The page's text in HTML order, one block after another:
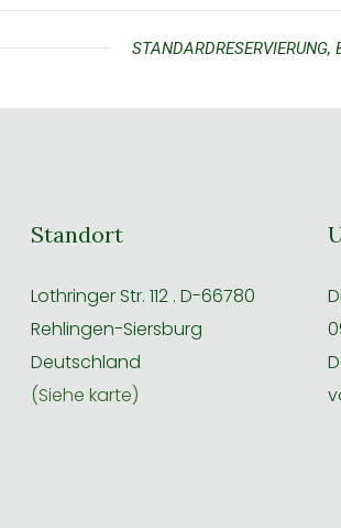
STANDARDRESERVIERUNG,
Standort
Lothringer Str. 112 . D-66780
Rehlingen-Siersburg
Deutschland
(Siehe karte)